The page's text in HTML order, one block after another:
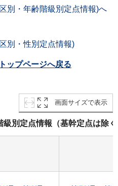
別・年齢階級別定点情報)へ
別・性別定点情報)
ップページへ戻る
画面サイズで表示
別定点情報（基幹定点は除